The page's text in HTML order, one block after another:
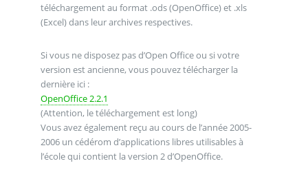
téléchargement au format .ods (OpenOffice) et .xls
(Excel) dans leur archives respectives.
Si vous ne disposez pas d’Open Office ou si votre
version est ancienne, vous pouvez télécharger la
dernière ici :
OpenOffice 2.2.1
(Attention, le téléchargement est long)
Vous avez également reçu au cours de l’année 2005-
2006 un cédérom d’applications libres utilisables à
l’école qui contient la version 2 d’OpenOffice.